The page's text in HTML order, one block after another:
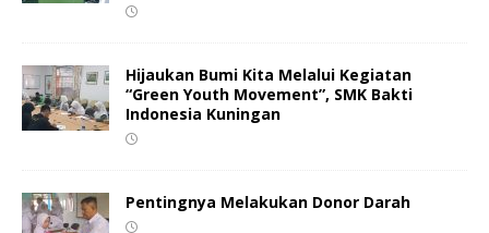
Hijaukan Bumi Kita Melalui Kegiatan
“Green Youth Movement”, SMK Bakti
Indonesia Kuningan
Pentingnya Melakukan Donor Darah